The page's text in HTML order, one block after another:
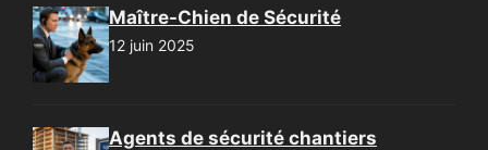
Maître-Chien de Sécurité
12 juin 2025
Agents de sécurité chantiers